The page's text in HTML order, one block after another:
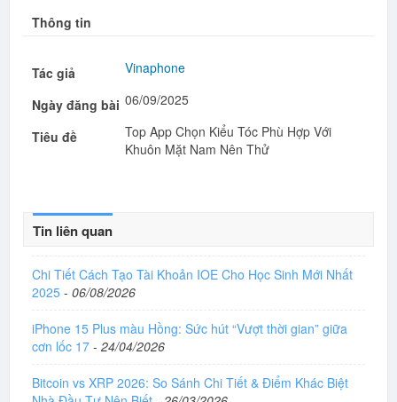
Thông tin
Tác giả Vinaphone
Ngày đăng bài 06/09/2025
Tiêu đề
Top App Chọn Kiểu Tóc Phù Hợp Với
Khuôn Mặt Nam Nên Thử
Tin liên quan
Chi Tiết Cách Tạo Tài Khoản IOE Cho Học Sinh Mới Nhất
2025 - 06/08/2026
iPhone 15 Plus màu Hồng: Sức hút “Vượt thời gian” giữa
cơn lốc 17 - 24/04/2026
Bitcoin vs XRP 2026: So Sánh Chi Tiết & Điểm Khác Biệt